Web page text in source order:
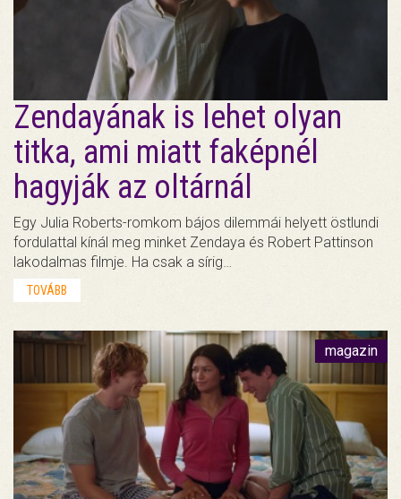
Zendayának is lehet olyan
titka, ami miatt faképnél
hagyják az oltárnál
Egy Julia Roberts-romkom bájos dilemmái helyett östlundi
fordulattal kínál meg minket Zendaya és Robert Pattinson
lakodalmas filmje. Ha csak a sírig…
TOVÁBB
magazin